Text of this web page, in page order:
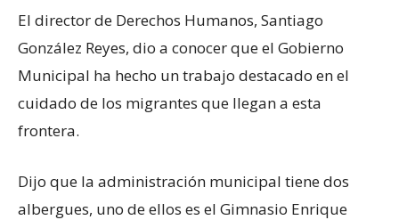
El director de Derechos Humanos, Santiago
González Reyes, dio a conocer que el Gobierno
Municipal ha hecho un trabajo destacado en el
cuidado de los migrantes que llegan a esta
frontera.
Dijo que la administración municipal tiene dos
albergues, uno de ellos es el Gimnasio Enrique